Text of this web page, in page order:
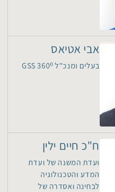
אבי אטיאס
בעלים ומנכ"ל GSS 360⁰
ח"כ חיים ילין
ועדת המשנה של ועדת
המדע והטכנולוגיה
לבחינה ואסדרה של